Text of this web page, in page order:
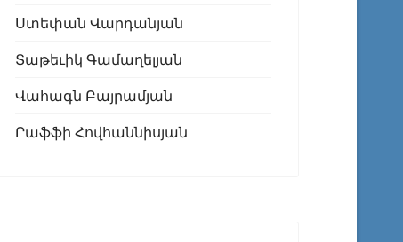
Ստեփան Վարդանյան
Տաթեւիկ Գամաղելյան
Վահագն Բայրամյան
Րաֆֆի Հովհաննիսյան